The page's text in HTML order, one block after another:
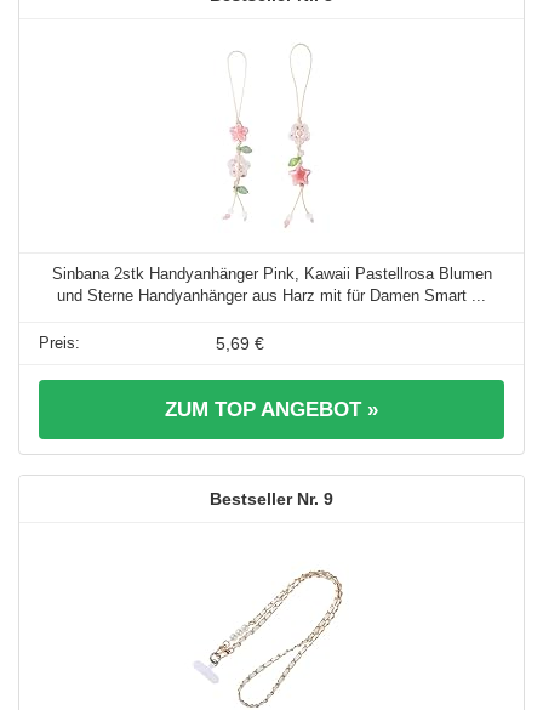
Sinbana 2stk Handyanhänger Pink, Kawaii Pastellrosa Blumen
und Sterne Handyanhänger aus Harz mit für Damen Smart ...
5,69 €
ZUM TOP ANGEBOT »
9